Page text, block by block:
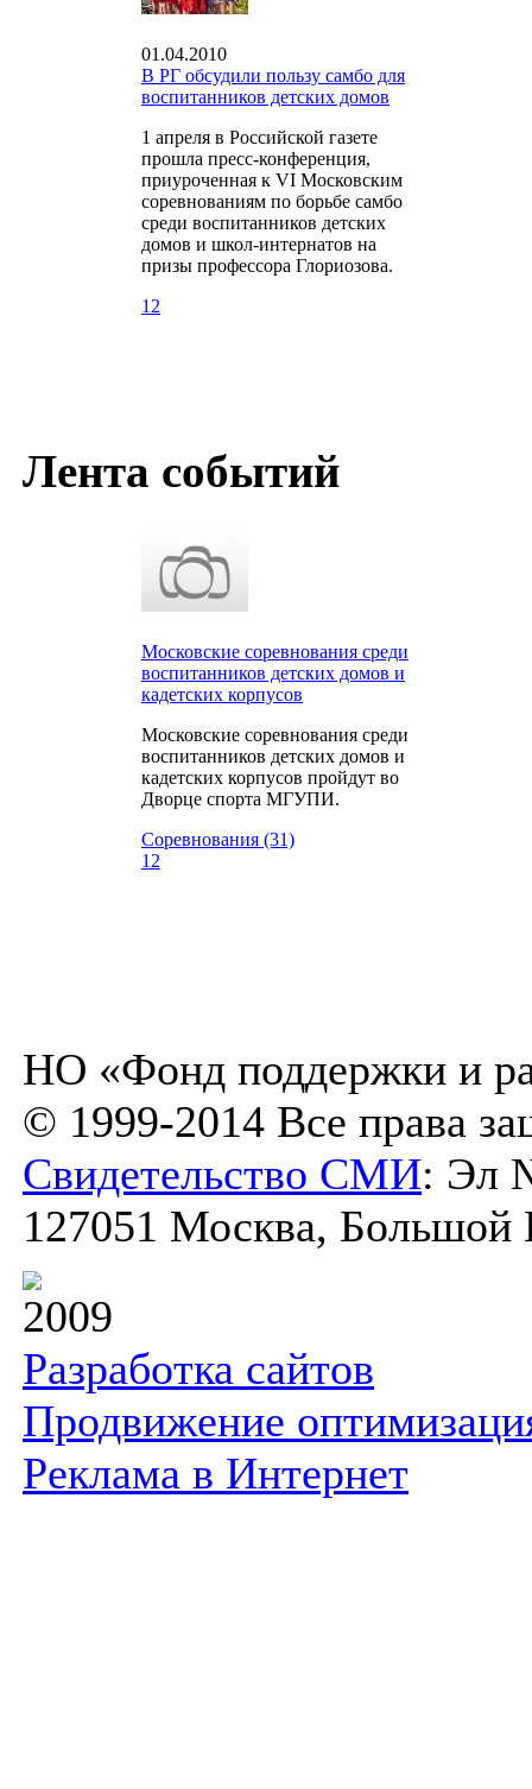
01.04.2010
В РГ обсудили пользу самбо для
воспитанников детских домов
1 апреля в Российской газете
прошла пресс-конференция,
приуроченная к VI Московским
соревнованиям по борьбе самбо
среди воспитанников детских
домов и школ-интернатов на
призы профессора Глориозова.
12
Лента событий
Московские соревнования среди
воспитанников детских домов и
кадетских корпусов
Московские соревнования среди
воспитанников детских домов и
кадетских корпусов пройдут во
Дворце спорта МГУПИ.
Соревнования (31)
12
НО «Фонд поддержки и
© 1999-2014 Все права
Свидетельство СМИ: Эл
127051 Москва, Большой
2009
Разработка сайтов
Продвижение
Реклама в Интернет